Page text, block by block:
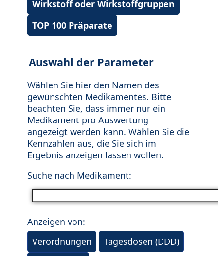
Wirkstoff oder Wirkstoffgruppen
TOP 100 Präparate
Auswahl der Parameter
Wählen Sie hier den Namen des
gewünschten Medikamentes. Bitte
beachten Sie, dass immer nur ein
Medikament pro Auswertung
angezeigt werden kann. Wählen Sie die
Kennzahlen aus, die Sie sich im
Ergebnis anzeigen lassen wollen.
Suche nach Medikament:
Anzeigen von:
Verordnungen
Tagesdosen (DDD)